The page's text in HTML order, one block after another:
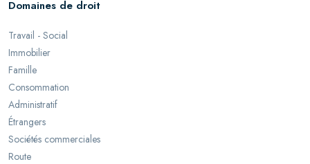
Domaines de droit
Travail - Social
Immobilier
Famille
Consommation
Administratif
Étrangers
Sociétés commerciales
Route